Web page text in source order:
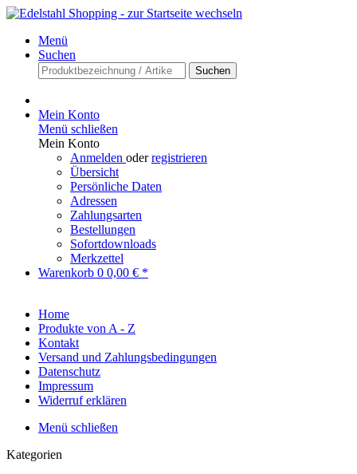
Menü
Suchen
Suchen
Mein Konto
Menü schließen
Mein Konto
Anmelden oderregistrieren
Übersicht
Persönliche Daten
Adressen
Zahlungsarten
Bestellungen
Sofortdownloads
Merkzettel
Warenkorb 0 0,00 € *
Home
Produkte von A - Z
Kontakt
Versand und Zahlungsbedingungen
Datenschutz
Impressum
Widerruf erklären
Menü schließen
Kategorien